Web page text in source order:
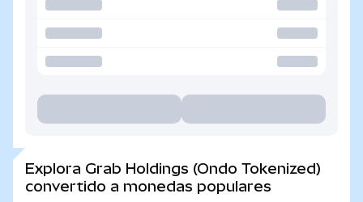
Explora Grab Holdings (Ondo Tokenized)
convertido a monedas populares